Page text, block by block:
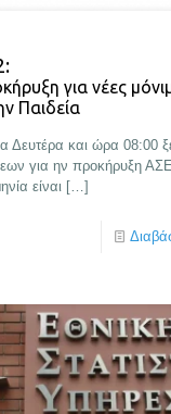
για νέες
Παιδεία
Δευτέρα και ώρα 08:00
για ην προκήρυξη
είναι […]